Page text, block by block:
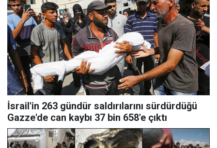
İsrail'in 263 gündür saldırılarını sürdürdüğü
Gazze'de can kaybı 37 bin 658'e çıktı